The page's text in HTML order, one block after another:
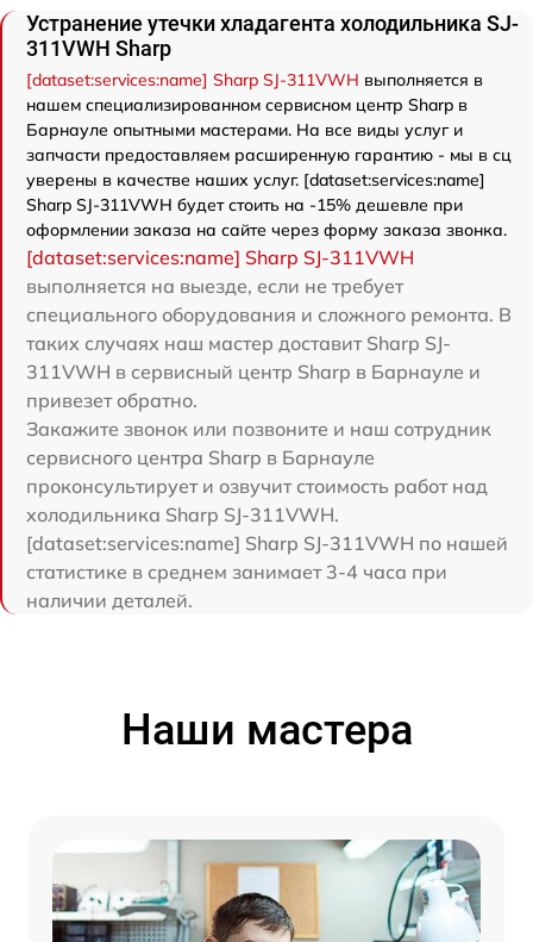
Устранение утечки хладагента холодильника SJ-
311VWH Sharp
[dataset:services:name] Sharp SJ-311VWH выполняется в
нашем специализированном сервисном центр Sharp в
Барнауле опытными мастерами. На все виды услуг и
запчасти предоставляем расширенную гарантию - мы в сц
уверены в качестве наших услуг. [dataset:services:name]
Sharp SJ-311VWH будет стоить на -15% дешевле при
оформлении заказа на сайте через форму заказа звонка.
[dataset:services:name] Sharp SJ-311VWH
выполняется на выезде, если не требует
специального оборудования и сложного ремонта. В
таких случаях наш мастер доставит Sharp SJ-
311VWH в сервисный центр Sharp в Барнауле и
привезет обратно.
Закажите звонок или позвоните и наш сотрудник
сервисного центра Sharp в Барнауле
проконсультирует и озвучит стоимость работ над
холодильника Sharp SJ-311VWH.
[dataset:services:name] Sharp SJ-311VWH по нашей
статистике в среднем занимает 3-4 часа при
наличии деталей.
Наши мастера